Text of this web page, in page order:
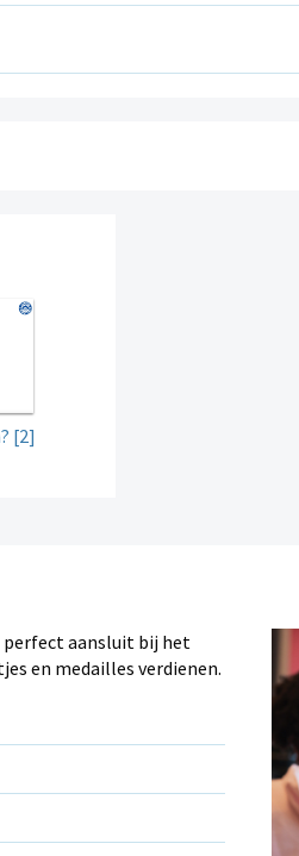
[2]
aansluit bij het
en medailles verdienen.